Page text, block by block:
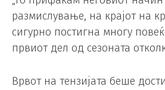
размислување, на крајот на
сигурно постигна многу
првиот дел од сезоната
Врвот на тензијата беше